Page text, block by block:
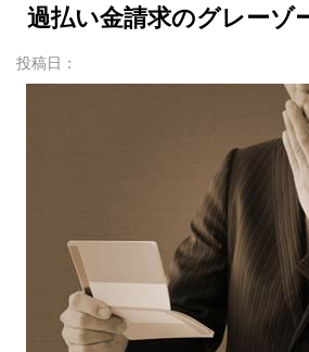
過払い金請求のグレーゾ
投稿日：